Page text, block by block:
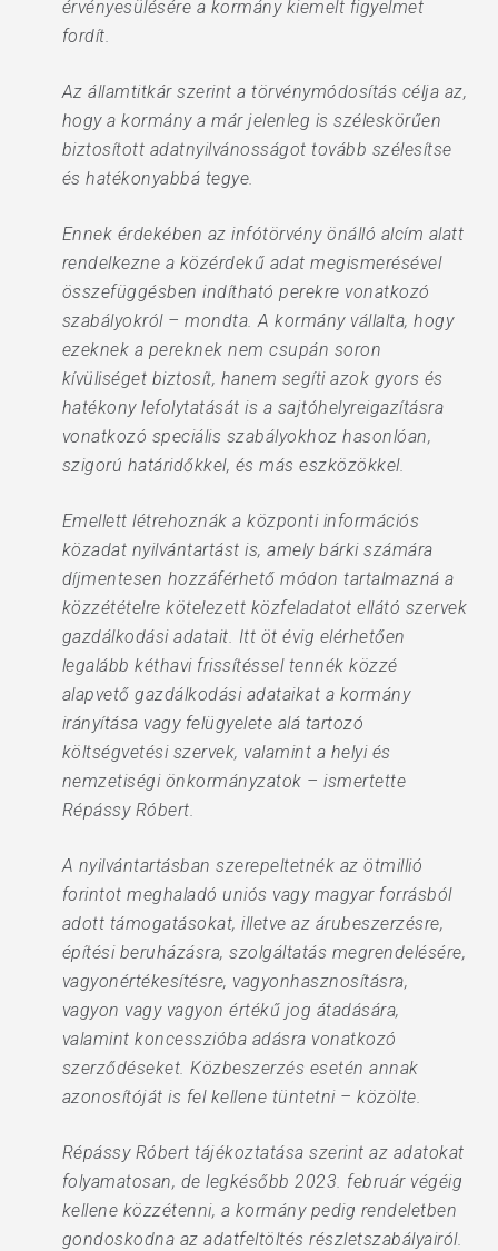
érvényesülésére a kormány kiemelt figyelmet
fordít.
Az államtitkár szerint a törvénymódosítás célja az,
hogy a kormány a már jelenleg is széleskörűen
biztosított adatnyilvánosságot tovább szélesítse
és hatékonyabbá tegye.
Ennek érdekében az infótörvény önálló alcím alatt
rendelkezne a közérdekű adat megismerésével
összefüggésben indítható perekre vonatkozó
szabályokról – mondta. A kormány vállalta, hogy
ezeknek a pereknek nem csupán soron
kívüliséget biztosít, hanem segíti azok gyors és
hatékony lefolytatását is a sajtóhelyreigazításra
vonatkozó speciális szabályokhoz hasonlóan,
szigorú határidőkkel, és más eszközökkel.
Emellett létrehoznák a központi információs
közadat nyilvántartást is, amely bárki számára
díjmentesen hozzáférhető módon tartalmazná a
közzétételre kötelezett közfeladatot ellátó szervek
gazdálkodási adatait. Itt öt évig elérhetően
legalább kéthavi frissítéssel tennék közzé
alapvető gazdálkodási adataikat a kormány
irányítása vagy felügyelete alá tartozó
költségvetési szervek, valamint a helyi és
nemzetiségi önkormányzatok – ismertette
Répássy Róbert.
A nyilvántartásban szerepeltetnék az ötmillió
forintot meghaladó uniós vagy magyar forrásból
adott támogatásokat, illetve az árubeszerzésre,
építési beruházásra, szolgáltatás megrendelésére,
vagyonértékesítésre, vagyonhasznosításra,
vagyon vagy vagyon értékű jog átadására,
valamint koncesszióba adásra vonatkozó
szerződéseket. Közbeszerzés esetén annak
azonosítóját is fel kellene tüntetni – közölte.
Répássy Róbert tájékoztatása szerint az adatokat
folyamatosan, de legkésőbb 2023. február végéig
kellene közzétenni, a kormány pedig rendeletben
gondoskodna az adatfeltöltés részletszabályairól.